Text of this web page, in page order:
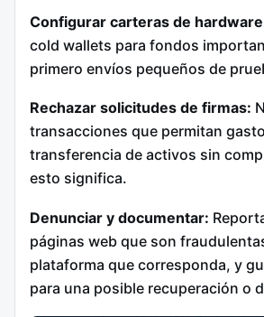
Configurar carteras de
cold wallets para fondos
primero envíos pequeños de
Rechazar solicitudes de firmas:
transacciones que permitan
transferencia de activos sin
esto significa.
Denunciar y documentar:
páginas web que son
plataforma que corresponda, y
para una posible recuperación o